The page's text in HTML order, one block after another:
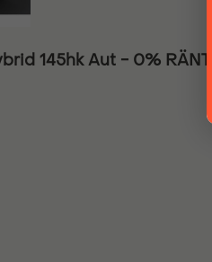
145hk Aut - 0% RÄNTA